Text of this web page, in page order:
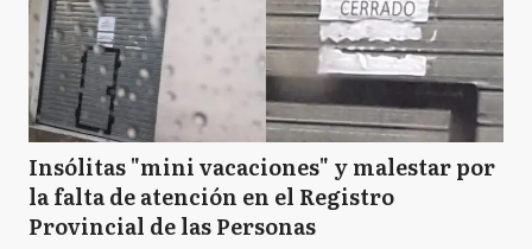
Insólitas "mini vacaciones" y malestar por
la falta de atención en el Registro
Provincial de las Personas